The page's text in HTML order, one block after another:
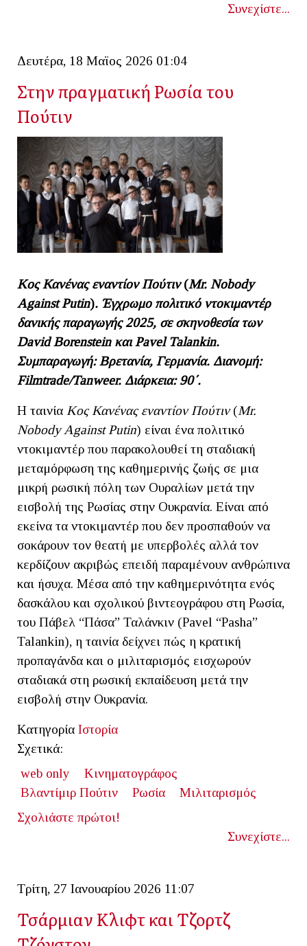
Συνεχίστε...
Δευτέρα, 18 Μαϊος 2026 01:04
Στην πραγματική Ρωσία του
Πούτιν
Κος Κανένας εναντίον Πούτιν(Mr. Nobody
Against Putin). Έγχρωμο πολιτικό ντοκιμαντέρ
δανικής παραγωγής 2025, σε σκηνοθεσία των
David Borenstein καιPavel Talankin.
Συμπαραγωγή: Βρετανία, Γερμανία. Διανομή:
Filmtrade/Tanweer. Διάρκεια: 90΄.
Η ταινία Κος Κανένας εναντίον Πούτιν(Mr.
Nobody Against Putin) είναι ένα πολιτικό
ντοκιμαντέρ που παρακολουθεί τη σταδιακή
μεταμόρφωση της καθημερινής ζωής σε μια
μικρή ρωσική πόλη των Ουραλίων μετά την
εισβολή της Ρωσίας στην Ουκρανία. Είναι από
εκείνα τα ντοκιμαντέρ που δεν προσπαθούν να
σοκάρουν τον θεατή με υπερβολές αλλά τον
κερδίζουν ακριβώς επειδή παραμένουν ανθρώπινα
και ήσυχα. Μέσα από την καθημερινότητα ενός
δασκάλου και σχολικού βιντεογράφου στη Ρωσία,
του Πάβελ “Πάσα” Ταλάνκιν (Pavel “Pasha”
Talankin), η ταινία δείχνει πώς η κρατική
προπαγάνδα και ο μιλιταρισμός εισχωρούν
σταδιακά στη ρωσική εκπαίδευση μετά την
εισβολή στην Ουκρανία.
Κατηγορία Ιστορία
Σχετικά:
web only
Κινηματογράφος
Βλαντίμιρ Πούτιν
Ρωσία
Μιλιταρισμός
Σχολιάστε πρώτοι!
Συνεχίστε...
Τρίτη, 27 Ιανουαρίου 2026 11:07
Τσάρμιαν Κλιφτ και Τζορτζ